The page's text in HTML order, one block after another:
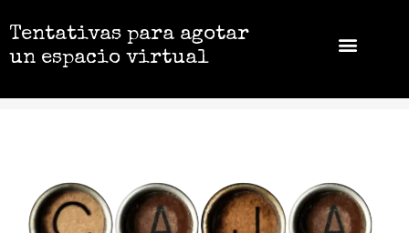
Tentativas para agotar
un espacio virtual